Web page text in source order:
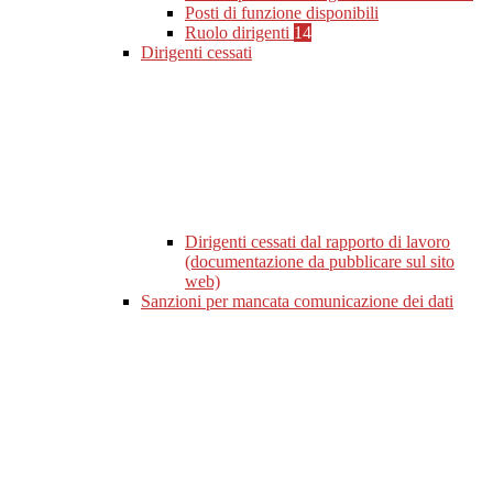
Posti di funzione disponibili
Ruolo dirigenti 14
Dirigenti cessati
Dirigenti cessati dal rapporto di lavoro
(documentazione da pubblicare sul sito
web)
Sanzioni per mancata comunicazione dei dati